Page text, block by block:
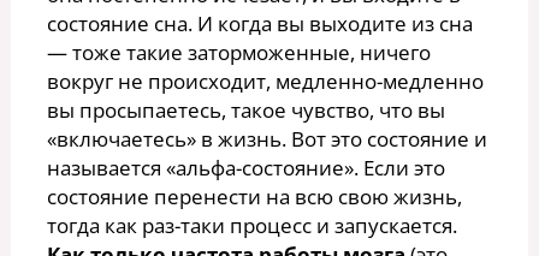
состояние сна. И когда вы выходите из сна
— тоже такие заторможенные, ничего
вокруг не происходит, медленно-медленно
вы просыпаетесь, такое чувство, что вы
«включаетесь» в жизнь. Вот это состояние и
называется «альфа-состояние». Если это
состояние перенести на всю свою жизнь,
тогда как раз-таки процесс и запускается.